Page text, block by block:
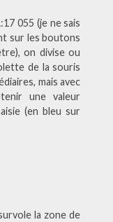
055 (je ne sais
sur les boutons
on divise ou
de la souris
mais avec
une valeur
(en bleu sur
la zone de